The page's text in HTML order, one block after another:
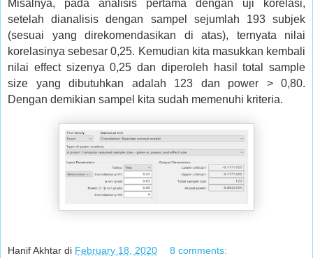
Misalnya, pada analisis pertama dengan uji korelasi,
setelah dianalisis dengan sampel sejumlah 193 subjek
(sesuai yang direkomendasikan di atas), ternyata nilai
korelasinya sebesar 0,25. Kemudian kita masukkan kembali
nilai effect sizenya 0,25 dan diperoleh hasil total sample
size yang dibutuhkan adalah 123 dan power > 0,80.
Dengan demikian sampel kita sudah memenuhi kriteria.
Hanif Akhtar di February 18, 2020 8 comments: